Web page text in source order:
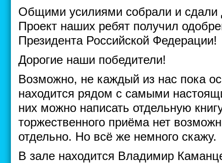
Общими усилиями собрали и сдали
Проект наших ребят получил
Президента Российской Федерации!
Дорогие наши победители!
Возможно, не каждый из нас пока
находится рядом с самыми
них можно написать отдельную
торжественного приёма нет
отдельно. Но всё же немного скажу.
В зале находится Владимир